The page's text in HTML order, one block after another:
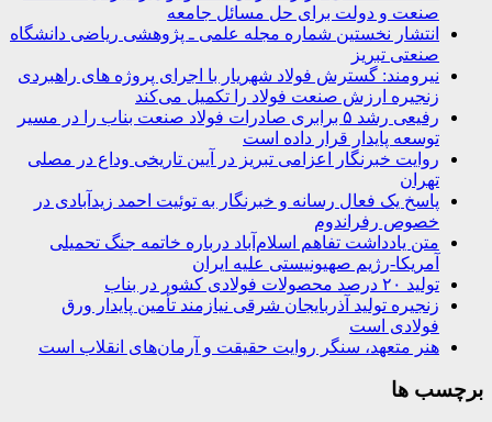
صنعت و دولت برای حل مسائل جامعه
انتشار نخستین شماره مجله علمی ـ پژوهشی ریاضی دانشگاه
صنعتی تبریز
نیرومند: گسترش فولاد شهریار با اجرای پروژه های راهبردی
زنجیره ارزش صنعت فولاد را تکمیل می‌کند
رفیعی رشد ۵ برابری صادرات فولاد صنعت بناب را در مسیر
توسعه پایدار قرار داده است
روایت خبرنگار اعزامی تبریز در آیین تاریخی وداع در مصلی
تهران
پاسخ یک فعال رسانه و خبرنگار به توئیت احمد زیدآبادی در
خصوص رفراندوم
متن یادداشت تفاهم اسلام‌آباد درباره خاتمه جنگ تحمیلی
آمریکا-رژیم صهیونیستی علیه ایران
تولید ۲۰ درصد محصولات فولادی کشور در بناب
زنجیره تولید آذربایجان شرقی نیازمند تأمین پایدار ورق
فولادی است
هنر متعهد، سنگر روایت حقیقت و آرمان‌های انقلاب است
برچسب ها